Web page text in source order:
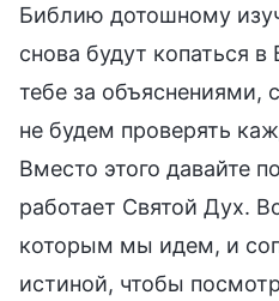
Библию дотошному
снова будут копаться
тебе за
не будем проверять
Вместо этого давайте
работает Святой Дух.
которым мы идем, и
истиной, чтобы